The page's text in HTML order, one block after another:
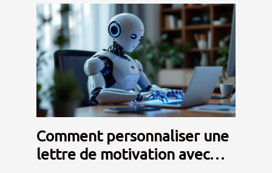
Comment personnaliser une
lettre de motivation avec